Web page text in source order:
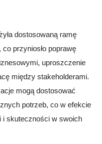
dostosowaną ramę
przyniosło poprawę
uproszczenie
między stakeholderami.
mogą dostosować
potrzeb, co w efekcie
i skuteczności w swoich